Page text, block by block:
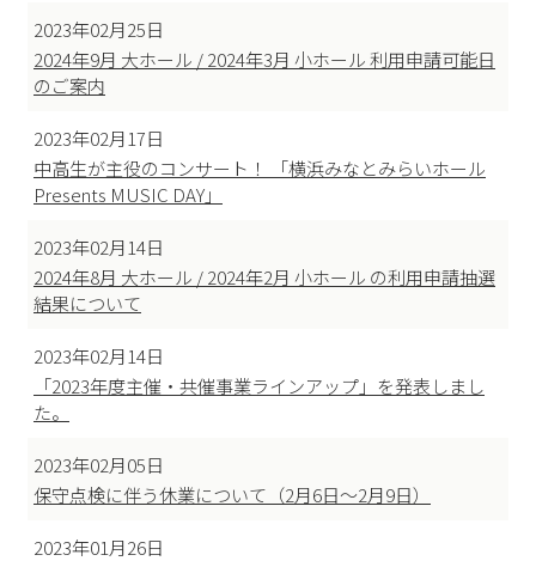
2023年02月25日
2024年9月 大ホール / 2024年3月 小ホール 利用申請可能日
のご案内
2023年02月17日
中高生が主役のコンサート！ 「横浜みなとみらいホール
Presents MUSIC DAY」
2023年02月14日
2024年8月 大ホール / 2024年2月 小ホール の利用申請抽選
結果について
2023年02月14日
「2023年度主催・共催事業ラインアップ」を発表しまし
た。
2023年02月05日
保守点検に伴う休業について（2月6日～2月9日）
2023年01月26日